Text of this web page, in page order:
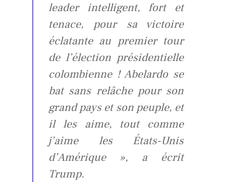
leader intelligent, fort et
tenace, pour sa victoire
éclatante au premier tour
de l’élection présidentielle
colombienne ! Abelardo se
bat sans relâche pour son
grand pays et son peuple, et
il les aime, tout comme
j’aime les États-Unis
d’Amérique », a écrit
Trump.